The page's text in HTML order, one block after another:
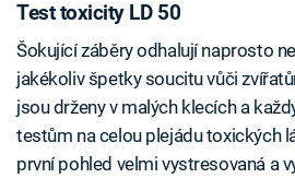
Test toxicity LD 50
Šokující záběry odhalují naprosto
jakékoliv špetky soucitu vůči
jsou drženy v malých klecích a
testům na celou plejádu toxických
první pohled velmi vystresovaná a